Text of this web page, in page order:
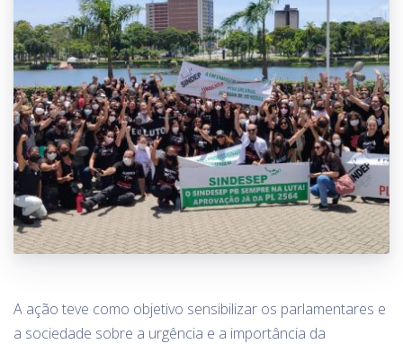
A ação teve como objetivo sensibilizar os parlamentares e
a sociedade sobre a urgência e a importância da